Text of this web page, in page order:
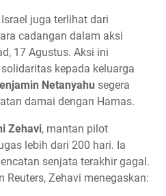
juga terlihat dari
cadangan dalam aksi
17 Agustus. Aksi ini
kepada keluarga
Netanyahu segera
damai dengan Hamas.
Zehavi, mantan pilot
lebih dari 200 hari. Ia
senjata terakhir gagal.
Reuters, Zehavi menegaskan: